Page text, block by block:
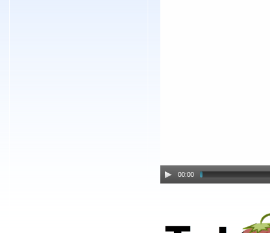
00:00